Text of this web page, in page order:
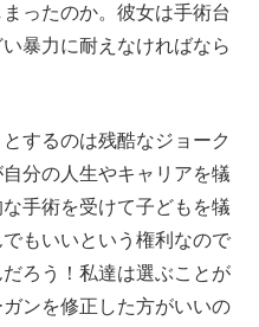
ったのか。彼女は手術台
暴力に耐えなければなら
するのは残酷なジョーク
分の人生やキャリアを犠
手術を受けて子どもを犠
もいいという権利なので
ろう！私達は選ぶことが
ンを修正した方がいいの